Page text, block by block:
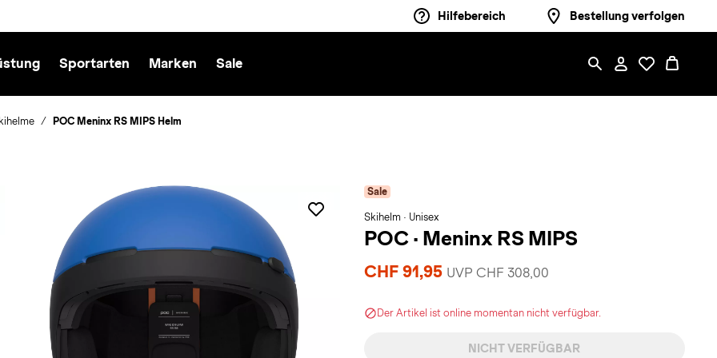
Hilfebereich Bestellung verfolgen
Sportarten Marken Sale
POC Meninx RS MIPS Helm
Sale
Skihelm · Unisex
POC · Meninx RS MIPS
CHF 91,95 UVP CHF 308,00
Der Artikel ist online momentan nicht verfügbar.
NICHT VERFÜGBAR